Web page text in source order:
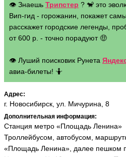
👁 Знаешь Трипстер ? 🐒 это
Вип-гид - горожанин, покажет
расскажет городские легенды,
от 600 р. - точно порадуют 🤑
👁 Луший поисковик Рунета
авиа-билеты! 🤷
Адрес:
г. Новосибирск, ул. Мичурина, 8
Дополнительная информация:
Станция метро «Площадь Ленина»
Троллейбусом, автобусом,
«Площадь Ленина», далее пешком